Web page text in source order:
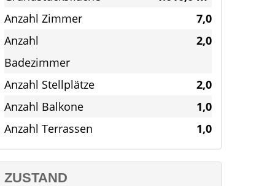
Anzahl Zimmer
7,0
Anzahl
Badezimmer
2,0
Anzahl Stellplätze
2,0
Anzahl Balkone
1,0
Anzahl Terrassen
1,0
ZUSTAND